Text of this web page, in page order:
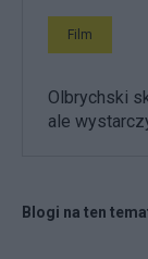
Film
Olbrychski
ale
Blogi na ten